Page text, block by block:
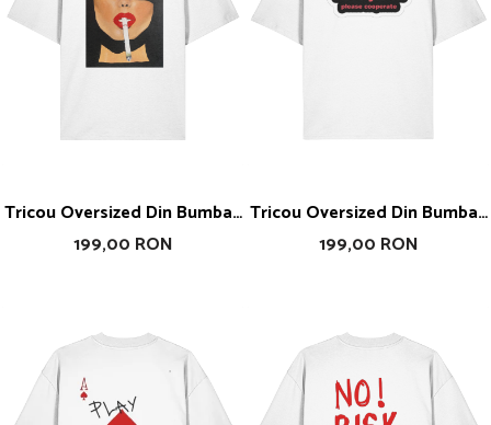
Tricou Oversized Din Bumbac
Organic Playboy
199,00 RON
Tricou Oversized Din Bumbac
Organic If I Am Flirting
199,00 RON